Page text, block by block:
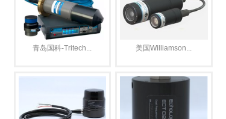
青岛国科-Tritech... 美国Williamson...